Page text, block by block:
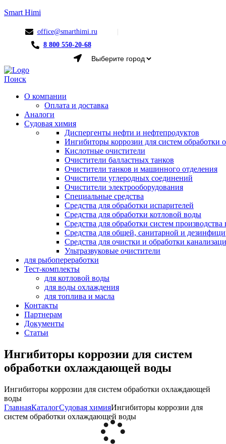
Smart Himi
8 800 550-20-68
office@smarthimi.ru
Menu
Поиск
О компании
Оплата и доставка
Аналоги
Судовая химия
Диспергенты нефти и нефтепродуктов
Ингибиторы коррозии для систем
Кислотные очистители
Очистители балластных танков
Очистители танков и машинного отделения
Очистители углеродных соединений
Очистители электрооборудования
Специальные средства
Средства для обработки испарителей
Средства для обработки котловой воды
Средства для обработки систем
Средства для общей, санитарной и
Средства для очистки и обработки
Ультразвуковые очистители
для рыбопереработки
Тест-комплекты
для котловой воды
для воды охлаждения
для топлива и масла
Контакты
Партнерам
Документы
Статьи
Ингибиторы коррозии для систем
обработки охлаждающей воды
Ингибиторы коррозии для систем обработки охлаждающей
воды
ГлавнаяКаталогСудовая химияИнгибиторы коррозии для
систем обработки охлаждающей воды